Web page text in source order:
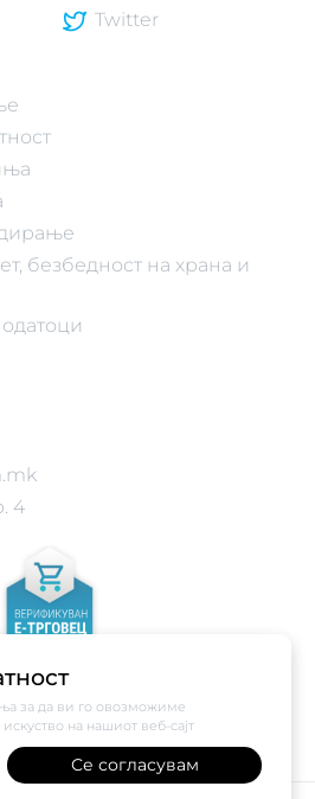
за да ви го овозможиме
на нашиот веб-сајт
Се согласувам +
безбедност на храна и
4
Twitter